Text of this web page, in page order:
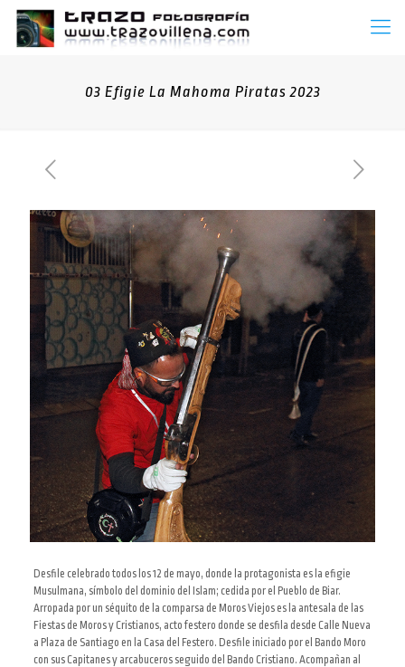
03 Efigie La Mahoma Piratas 2023
Desfile celebrado todos los 12 de mayo, donde la protagonista es la efigie
Musulmana, símbolo del dominio del Islam; cedida por el Pueblo de Biar.
Arropada por un séquito de la comparsa de Moros Viejos es la antesala de las
Fiestas de Moros y Cristianos, acto festero donde se desfila desde Calle Nueva
a Plaza de Santiago en la Casa del Festero. Desfile iniciado por el Bando Moro
con sus Capitanes y arcabuceros seguido del Bando Cristiano. Acompañan al